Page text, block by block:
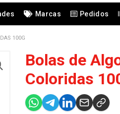
Marcas Pedidos
100G
Bolas de
Coloridas